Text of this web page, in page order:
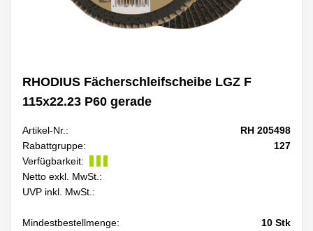
RHODIUS Fächerschleifscheibe LGZ F
115x22.23 P60 gerade
Artikel-Nr.:
RH 205498
Rabattgruppe:
127
Verfügbarkeit:
Netto exkl. MwSt.:
UVP inkl. MwSt.:
Mindestbestellmenge: 10 Stk